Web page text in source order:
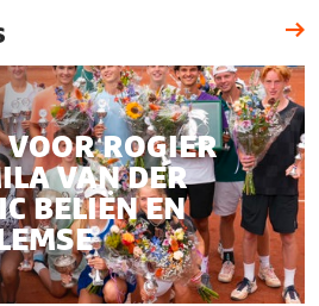
VOOR ROGIER
VAN DER
BELIËN EN